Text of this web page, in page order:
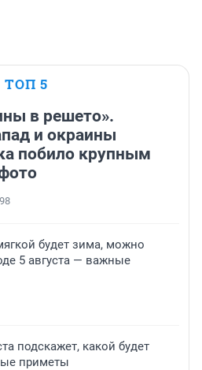
ТОП 5
в решето».
и окраины
побило крупным
будет зима, можно
5 августа — важные
подскажет, какой будет
приметы